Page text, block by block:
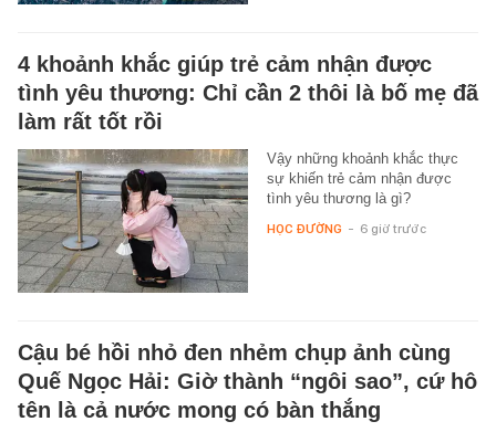
4 khoảnh khắc giúp trẻ cảm nhận được
tình yêu thương: Chỉ cần 2 thôi là bố mẹ đã
làm rất tốt rồi
Vậy những khoảnh khắc thực
sự khiến trẻ cảm nhận được
tình yêu thương là gì?
HỌC ĐƯỜNG - 6 giờ trước
Cậu bé hồi nhỏ đen nhẻm chụp ảnh cùng
Quế Ngọc Hải: Giờ thành “ngôi sao”, cứ hô
tên là cả nước mong có bàn thắng